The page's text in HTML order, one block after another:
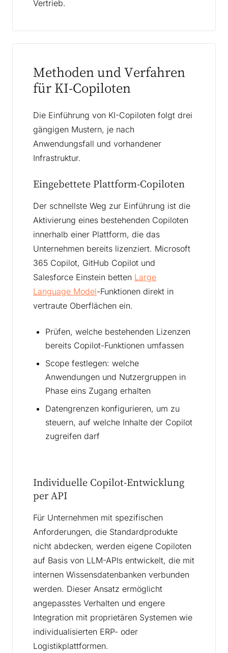
Vertrieb.
Methoden und Verfahren
für KI-Copiloten
Die Einführung von KI-Copiloten folgt drei
gängigen Mustern, je nach
Anwendungsfall und vorhandener
Infrastruktur.
Eingebettete Plattform-Copiloten
Der schnellste Weg zur Einführung ist die
Aktivierung eines bestehenden Copiloten
innerhalb einer Plattform, die das
Unternehmen bereits lizenziert. Microsoft
365 Copilot, GitHub Copilot und
Salesforce Einstein betten Large
Language Model-Funktionen direkt in
vertraute Oberflächen ein.
Prüfen, welche bestehenden Lizenzen
bereits Copilot-Funktionen umfassen
Scope festlegen: welche
Anwendungen und Nutzergruppen in
Phase eins Zugang erhalten
Datengrenzen konfigurieren, um zu
steuern, auf welche Inhalte der Copilot
zugreifen darf
Individuelle Copilot-Entwicklung
per API
Für Unternehmen mit spezifischen
Anforderungen, die Standardprodukte
nicht abdecken, werden eigene Copiloten
auf Basis von LLM-APIs entwickelt, die mit
internen Wissensdatenbanken verbunden
werden. Dieser Ansatz ermöglicht
angepasstes Verhalten und engere
Integration mit proprietären Systemen wie
individualisierten ERP- oder
Logistikplattformen.